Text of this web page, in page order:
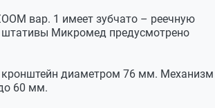
вар. 1 имеет зубчато – реечную
Микромед предусмотрено
кронштейн диаметром 76 мм. Механизм
60 мм.